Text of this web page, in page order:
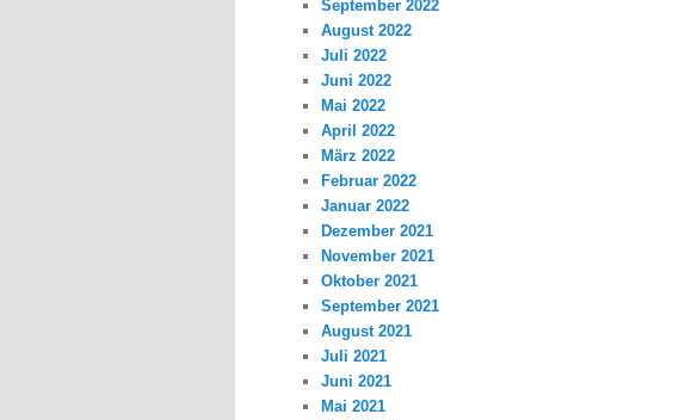
September 2022
August 2022
Juli 2022
Juni 2022
Mai 2022
April 2022
März 2022
Februar 2022
Januar 2022
Dezember 2021
November 2021
Oktober 2021
September 2021
August 2021
Juli 2021
Juni 2021
Mai 2021